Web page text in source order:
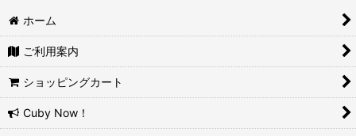
ホーム
ご利用案内
ショッピングカート
Cuby Now！